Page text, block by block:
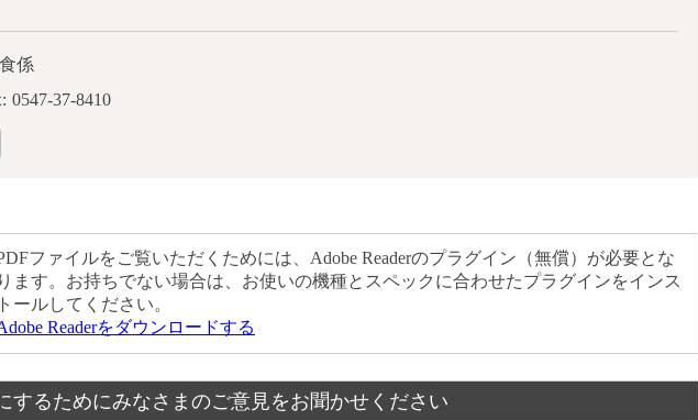
係
0547-37-8410
ファイルをご覧いただくためには、Adobe Readerのプラグイン（無償）が必要とな
ります。お持ちでない場合は、お使いの機種とスペックに合わせたプラグインをインス
トールしてください。
Readerをダウンロードする
するためにみなさまのご意見をお聞かせください